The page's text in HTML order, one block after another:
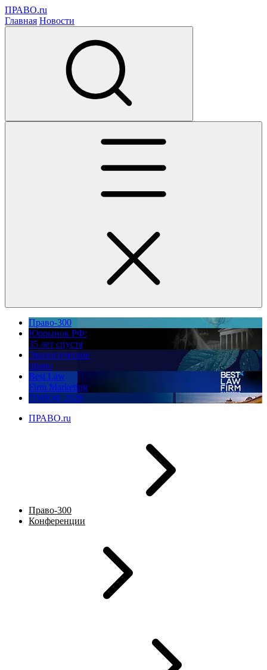
ПРАВО.ru
Главная Новости
Право-300
Юррынок РФ:
35 лет спустя
Экологическое
право
Best Law
Firm Marketing
ПМЮФ 2026
ПРАВО.ru
Право-300
Конференции